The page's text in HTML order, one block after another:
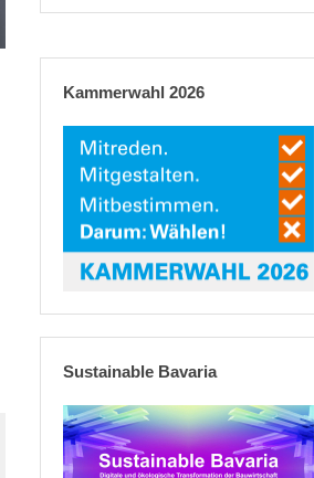
Kammerwahl 2026
Sustainable Bavaria